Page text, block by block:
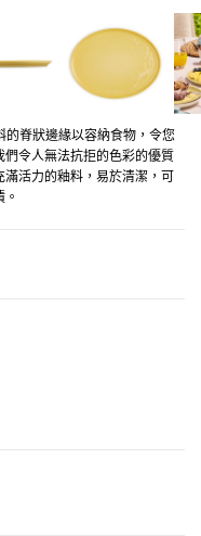
脊狀邊緣以容納食物，令您
令人無法抗拒的色彩的優質
活力的釉料，易於清潔，可